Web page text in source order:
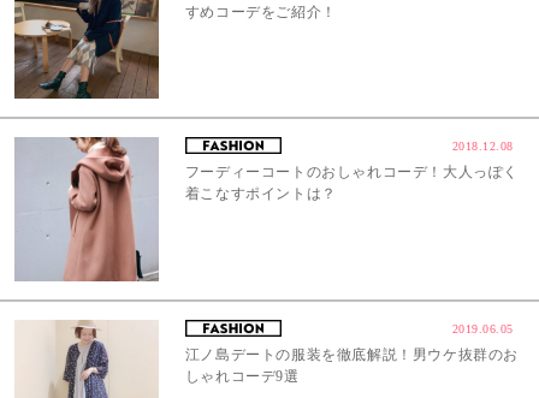
すめコーデをご紹介！
2018.12.08
フーディーコートのおしゃれコーデ！大人っぽく
着こなすポイントは？
2019.06.05
江ノ島デートの服装を徹底解説！男ウケ抜群のお
しゃれコーデ9選